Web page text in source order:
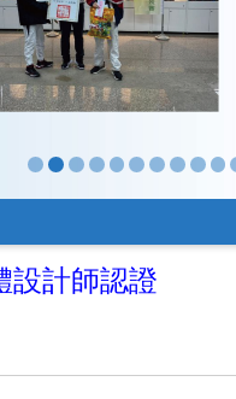
設計師認證